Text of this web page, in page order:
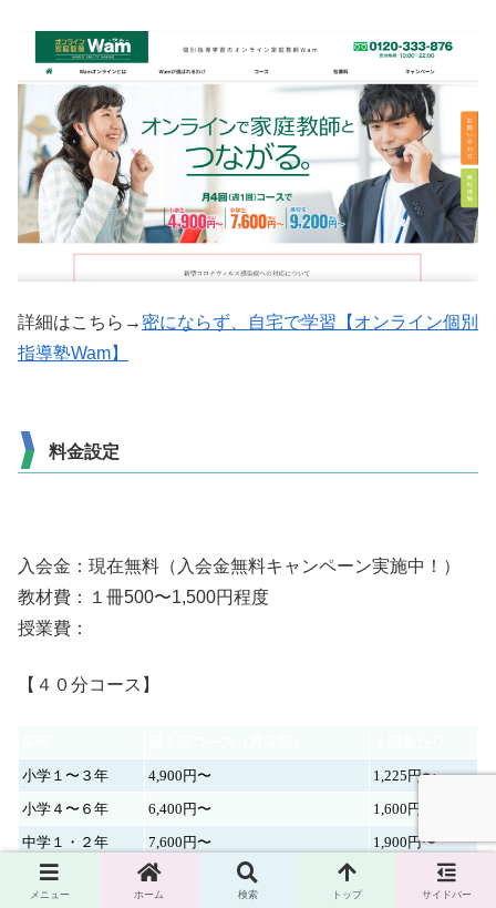
詳細はこちら→ 密にならず、自宅で学習【オンライン個別
指導塾Wam】
料金設定
入会金：現在無料（入会金無料キャンペーン実施中！）
教材費：１冊500〜1,500円程度
授業費：
【４０分コース】
小学１〜３年
4,900円〜
1,225円〜
小学４〜６年
6,400円〜
1,600円〜
中学１・２年
7,600円〜
1,900円〜
中学３年
8,400円〜
メニュー ホーム 検索 トップ サイドバー